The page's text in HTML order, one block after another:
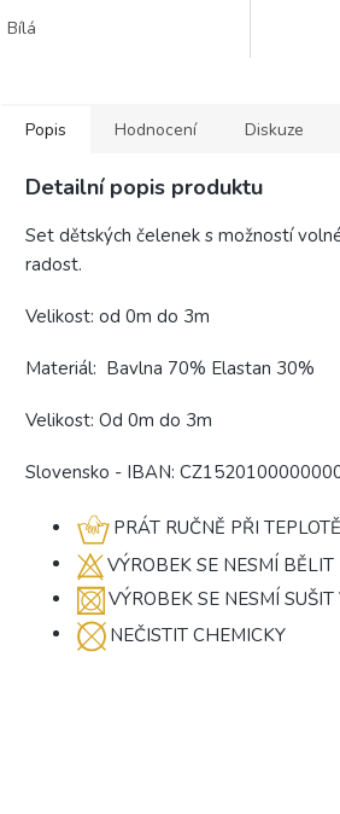
děťátko cítilo příjemně,
Bílá
Popis Hodnocení Diskuze
Detailní popis produktu
Set dětských čelenek s možností
radost.
Velikost: od 0m do 3m
Materiál: Bavlna 70% Elastan 30%
Velikost: Od 0m do 3m
Slovensko - IBAN:
PRÁT RUČNĚ PŘI
VÝROBEK SE NESMÍ BĚLIT
VÝROBEK SE NESMÍ
NEČISTIT CHEMICKY